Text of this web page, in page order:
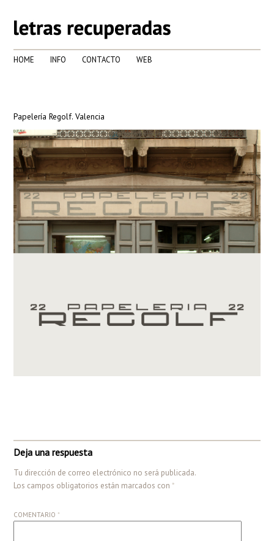
HOME INFO CONTACTO WEB
Papelería Regolf. Valencia
Deja una respuesta
Tu dirección de correo electrónico no será publicada.
Los campos obligatorios están marcados con*
COMENTARIO*